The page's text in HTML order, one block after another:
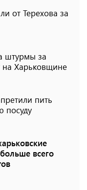
от Терехова за
штурмы за
на Харьковщине
пить
посуду
всего